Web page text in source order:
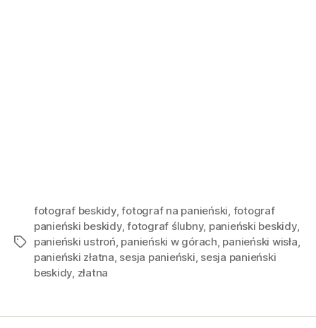
fotograf beskidy,fotograf na panieński, fotograf
panieński beskidy,fotograf ślubny, panieński beskidy,
panieński ustroń, panieński w górach, panieński wisła,
panieński złatna, sesja panieński, sesja panieński
beskidy, złatna